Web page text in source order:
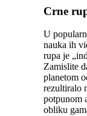
Crne
U
nauka ih
rupa je
Zamislite
planetom
rezultiralo
potpunom
obliku